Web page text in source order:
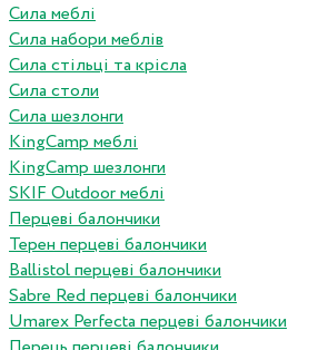
Сила меблі
Сила набори меблів
Сила стільці та крісла
Сила столи
Сила шезлонги
KingCamp меблі
KingCamp шезлонги
SKIF Outdoor меблі
Перцеві балончики
Терен перцеві балончики
Ballistol перцеві балончики
Sabre Red перцеві балончики
Umarex Perfecta перцеві балончики